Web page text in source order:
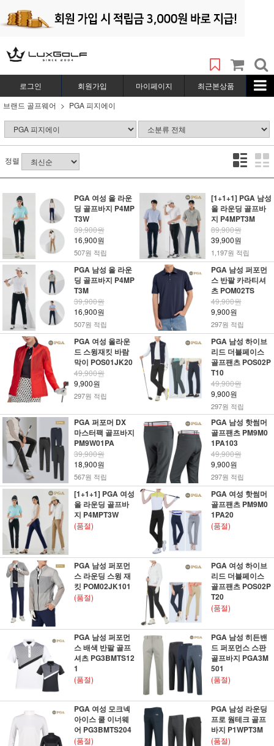
로그인 회원가입 마이페이지
최근본상품
브랜드 골프웨어
PGA 피지에이
정렬
PGA 여성 올 라운
딩 골프바지 P4MP
T3W
39,900원
16,900원
507원 적립
[1+1+1] PGA 남성
올 라운딩 골프바
지 P4MPT3M
89,900원
39,900원
1,197원 적립
PGA 남성 올 라운
딩 골프바지 P4MP
T3M
39,900원
16,900원
507원 적립
PGA 남성 퍼포먼
스 반팔 카라티셔
츠 POM02TS
49,900원
9,900원
297원 적립
PGA 여성 올라운
드 스윙재킷 바람
막이 POS01JK20
49,900원
9,900원
297원 적립
PGA 남성 하이브
리드 더블페이스
골프팬츠 POS02P
T10
49,900원
9,900원
297원 적립
PGA 퍼포머 DX
마스터팩 골프바지
PM9W01PA
39,900원
18,900원
567원 적립
PGA 남성 핫썸머
골프팬츠 PM9M0
1PA103
49,900원
9,900원
297원 적립
[1+1+1] PGA 여성
올 라운딩 골프바
지 P4MPT3W
(품절)
PGA 여성 핫썸머
골프팬츠 PM9M0
1PA20
(품절)
PGA 남성 퍼포먼
스 라운딩 스윙 재
킷 POM02JK101
(품절)
PGA 여성 하이브
리드 더블페이스
골프팬츠 POS02P
T20
(품절)
PGA 남성 퍼포먼
스 배색 반팔 골프
셔츠 PG3BMTS12
1
(품절)
PGA 남성 히든밴
드 퍼포먼스 스판
골프바지 PGA3M
501
(품절)
PGA 여성 모크넥
아이스 쿨 이너웨
어 PG3BMTS204
(품절)
PGA 남성 라운딩
프로 웜테크 골프
바지 P1WPT3M
(품절)